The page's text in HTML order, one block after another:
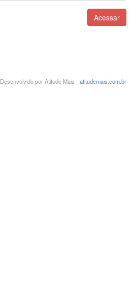
Acessar
Desenvolvido por Atitude Mais - atitudemais.com.br